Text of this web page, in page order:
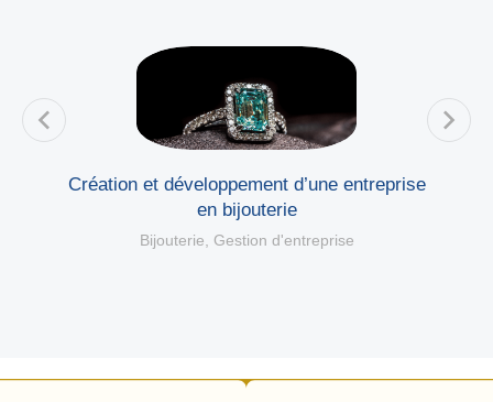
Création et développement d’une entreprise
en bijouterie
Bijouterie, Gestion d'entreprise